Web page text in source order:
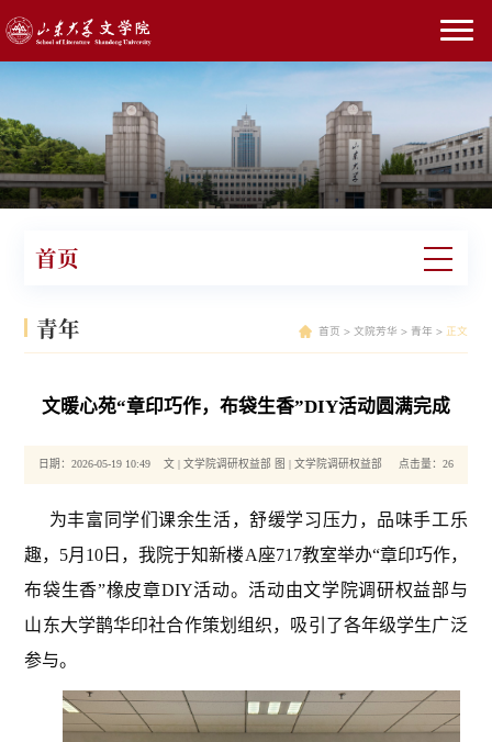
首页
青年 首页 > 文院芳华 > 青年 > 正文
文暖心苑“章印巧作，布袋生香”DIY活动圆满完成
日期：2026-05-19 10:49 文 | 文学院调研权益部 图 | 文学院调研权益部 点击量： 26
为丰富同学们课余生活，舒缓学习压力，品味手工乐
趣，5月10日，我院于知新楼A座717教室举办“章印巧作，
布袋生香”橡皮章DIY活动。活动由文学院调研权益部与
山东大学鹊华印社合作策划组织，吸引了各年级学生广泛
参与。